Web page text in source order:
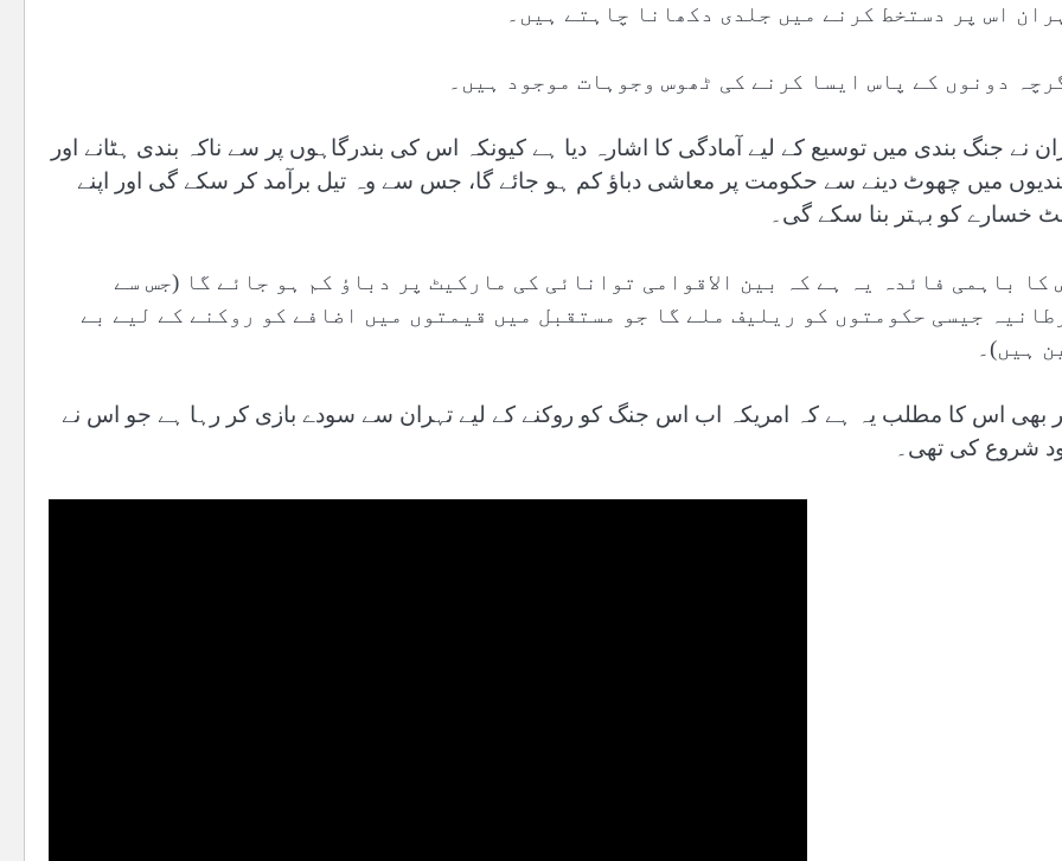
اس پر دستخط کرنے میں جلدی دکھانا چاہتے ہیں۔
دونوں کے پاس ایسا کرنے کی ٹھوس وجوہات موجود ہیں۔
نے جنگ بندی میں توسیع کے لیے آمادگی کا اشارہ دیا ہے کیونکہ اس کی بندرگاہوں پر سے ناکہ بندی ہٹانے اور
میں چھوٹ دینے سے حکومت پر معاشی دباؤ کم ہو جائے گا، جس سے وہ تیل برآمد کر سکے گی اور اپنے
خسارے کو بہتر بنا سکے گی۔
کا باہمی فائدہ یہ ہے کہ بین الاقوامی توانائی کی مارکیٹ پر دباؤ کم ہو جائے گا (جس سے
جیسی حکومتوں کو ریلیف ملے گا جو مستقبل میں قیمتوں میں اضافے کو روکنے کے لیے بے
ہیں)۔
بھی اس کا مطلب یہ ہے کہ امریکہ اب اس جنگ کو روکنے کے لیے تہران سے سودے بازی کر رہا ہے جو اس نے
شروع کی تھی۔